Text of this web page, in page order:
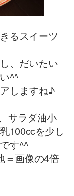
るスイーツ
、だいたい
^^
しますね♪
サラダ油小
100ccを少し
す^^
＝画像の4倍